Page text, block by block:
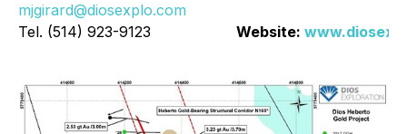
mjgirard@diosexplo.com
Tel. (514) 923-9123
Website: